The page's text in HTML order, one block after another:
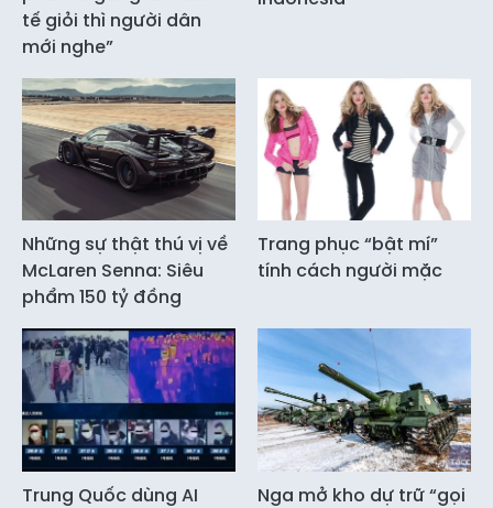
tế giỏi thì người dân
mới nghe”
Những sự thật thú vị về
McLaren Senna: Siêu
phẩm 150 tỷ đồng
Trang phục “bật mí”
tính cách người mặc
Trung Quốc dùng AI
Nga mở kho dự trữ “gọi